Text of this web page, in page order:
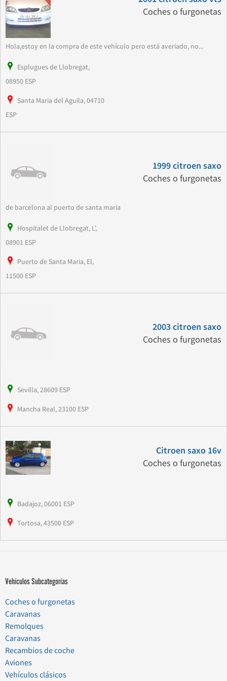
Coches o furgonetas
Hola,estoy en la compra de este vehículo pero está averiado, no...
Esplugues de Llobregat,
08950 ESP
Santa Maria del Aguila, 04710
ESP
1999 citroen saxo
Coches o furgonetas
de barcelona al puerto de santa maria
Hospitalet de Llobregat, L',
08901 ESP
Puerto de Santa Maria, El,
11500 ESP
2003 citroen saxo
Coches o furgonetas
Sevilla, 28609 ESP
Mancha Real, 23100 ESP
Citroen saxo 16v
Coches o furgonetas
Badajoz, 06001 ESP
Tortosa, 43500 ESP
Vehículos Subcategorías
Coches o furgonetas
Caravanas
Remolques
Caravanas
Recambios de coche
Aviones
Vehículos clásicos